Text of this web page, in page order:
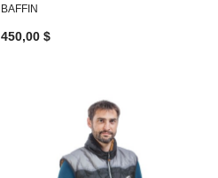
BAFFIN
450,00 $